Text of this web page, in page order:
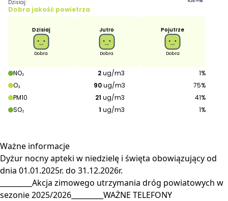
Ważne informacje
Dyżur nocny apteki w niedzielę i święta obowiązujący od
dnia 01.01.2025r. do 31.12.2026r.
_________Akcja zimowego utrzymania dróg powiatowych w
sezonie 2025/2026_________WAŻNE TELEFONY